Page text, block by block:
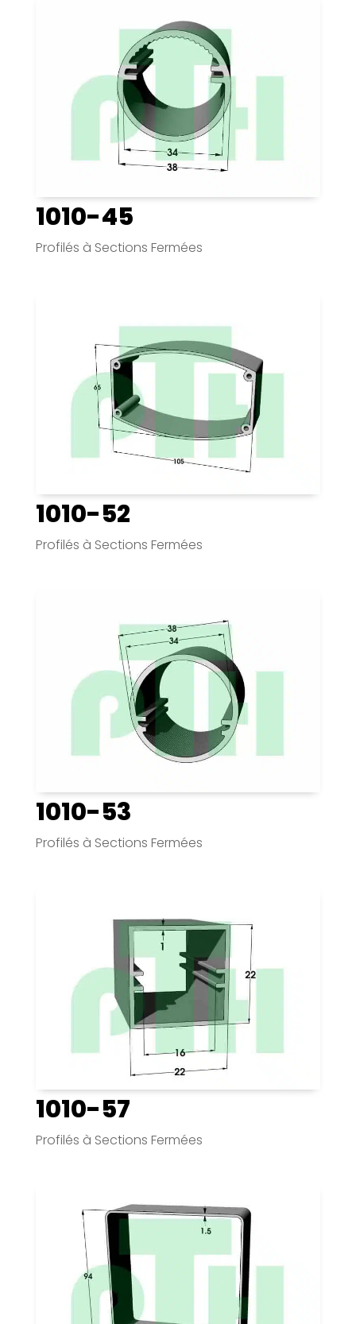
1010-45
Profilés à Sections Fermées
1010-52
Profilés à Sections Fermées
1010-53
Profilés à Sections Fermées
1010-57
Profilés à Sections Fermées